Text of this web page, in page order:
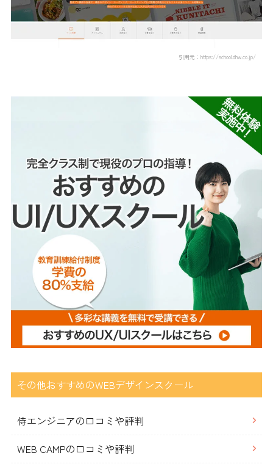
引用元：https://school.dhw.co.jp/
その他おすすめのWEBデザインスクール
侍エンジニアの口コミや評判
WEB CAMPの口コミや評判